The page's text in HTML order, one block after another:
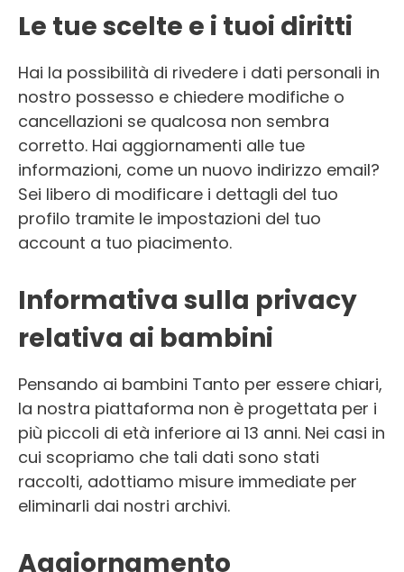
Le tue scelte e i tuoi diritti
Hai la possibilità di rivedere i dati personali in
nostro possesso e chiedere modifiche o
cancellazioni se qualcosa non sembra
corretto. Hai aggiornamenti alle tue
informazioni, come un nuovo indirizzo email?
Sei libero di modificare i dettagli del tuo
profilo tramite le impostazioni del tuo
account a tuo piacimento.
Informativa sulla privacy
relativa ai bambini
Pensando ai bambini Tanto per essere chiari,
la nostra piattaforma non è progettata per i
più piccoli di età inferiore ai 13 anni. Nei casi in
cui scopriamo che tali dati sono stati
raccolti, adottiamo misure immediate per
eliminarli dai nostri archivi.
Aggiornamento